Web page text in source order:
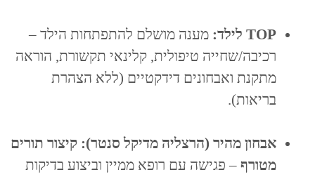
TOP לילד:
מענה מושלם להתפתחות הילד –
רכיבה/שחייה טיפולית, קלינאי תקשורת, הוראה
מתקנת ואבחונים דידקטיים (ללא הצהרת
בריאות).
אבחון מהיר (הרצליה מדיקל סנטר): קיצור תורים
מטורף – פגישה עם רופא ממיין וביצוע בדיקות